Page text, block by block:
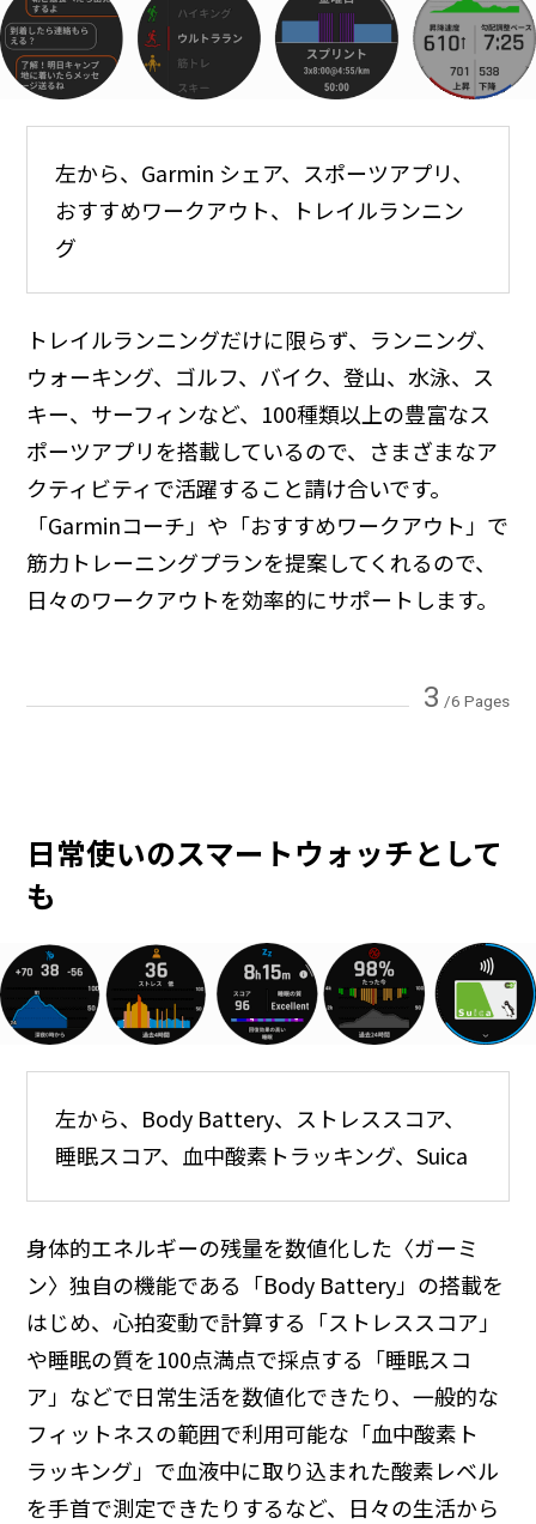
左から、Garmin シェア、スポーツアプリ、
おすすめワークアウト、トレイルランニン
グ
トレイルランニングだけに限らず、ランニング、
ウォーキング、ゴルフ、バイク、登山、水泳、ス
キー、サーフィンなど、100種類以上の豊富なス
ポーツアプリを搭載しているので、さまざまなア
クティビティで活躍すること請け合いです。
「Garminコーチ」や「おすすめワークアウト」で
筋力トレーニングプランを提案してくれるので、
日々のワークアウトを効率的にサポートします。
3 /6 Pages
日常使いのスマートウォッチとして
も
左から、Body Battery、ストレススコア、
睡眠スコア、血中酸素トラッキング、Suica
身体的エネルギーの残量を数値化した〈ガーミ
ン〉独自の機能である「Body Battery」の搭載を
はじめ、心拍変動で計算する「ストレススコア」
や睡眠の質を100点満点で採点する「睡眠スコ
ア」などで日常生活を数値化できたり、一般的な
フィットネスの範囲で利用可能な「血中酸素ト
ラッキング」で血液中に取り込まれた酸素レベル
を手首で測定できたりするなど、日々の生活から